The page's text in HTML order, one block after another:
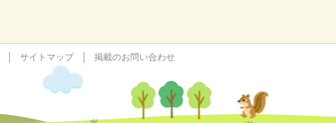
サイトマップ 掲載のお問い合わせ